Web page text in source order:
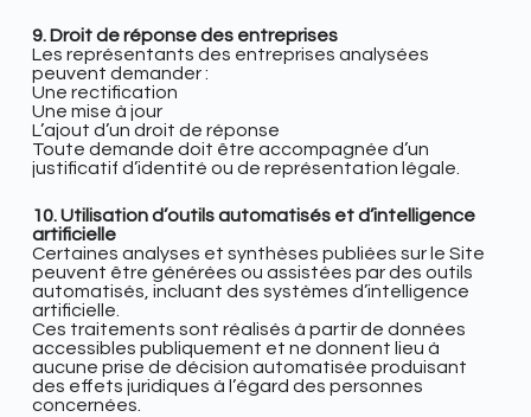
9. Droit de réponse des entreprises
Les représentants des entreprises analysées
peuvent demander :
Une rectification
Une mise à jour
L’ajout d’un droit de réponse
Toute demande doit être accompagnée d’un
justificatif d’identité ou de représentation légale.
10. Utilisation d’outils automatisés et d’intelligence
artificielle
Certaines analyses et synthèses publiées sur le Site
peuvent être générées ou assistées par des outils
automatisés, incluant des systèmes d’intelligence
artificielle.
Ces traitements sont réalisés à partir de données
accessibles publiquement et ne donnent lieu à
aucune prise de décision automatisée produisant
des effets juridiques à l’égard des personnes
concernées.